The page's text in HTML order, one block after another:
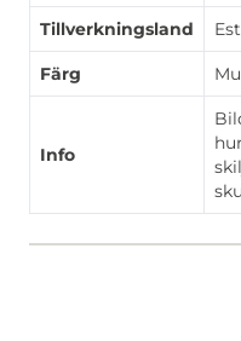
Tillverkningsland
Färg
Info